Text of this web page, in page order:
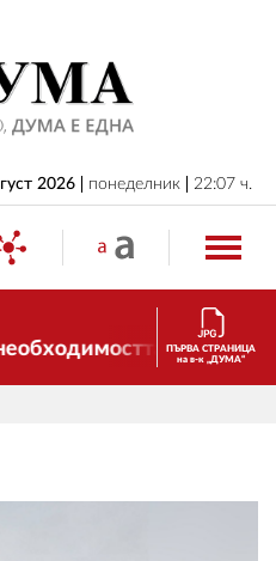
2026 понеделник 22:07 ч.
от
ПЪРВА СТРАНИЦА
на в-к „ДУМА“